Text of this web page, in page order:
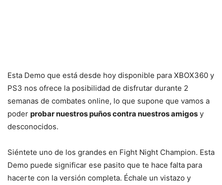
Esta Demo que está desde hoy disponible para XBOX360 y
PS3 nos ofrece la posibilidad de disfrutar durante 2
semanas de combates online, lo que supone que vamos a
poder probar nuestros puños contra nuestros amigos y
desconocidos.
Siéntete uno de los grandes en Fight Night Champion. Esta
Demo puede significar ese pasito que te hace falta para
hacerte con la versión completa. Échale un vistazo y